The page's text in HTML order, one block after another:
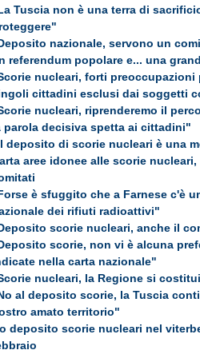
Tuscia non è una terra di
nazionale, servono un
referendum popolare e... una
nucleari, forti
cittadini esclusi dai soggetti
nucleari, riprenderemo il
parola decisiva spetta ai cittadini"
deposito di scorie nucleari è una
aree idonee alle scorie
è sfuggito che a Farnese c'è
dei rifiuti radioattivi"
scorie nucleari, anche il
scorie, non vi è alcuna
nella carta nazionale"
nucleari, la Regione si
al deposito scorie, la Tuscia
amato territorio"
deposito scorie nucleari nel